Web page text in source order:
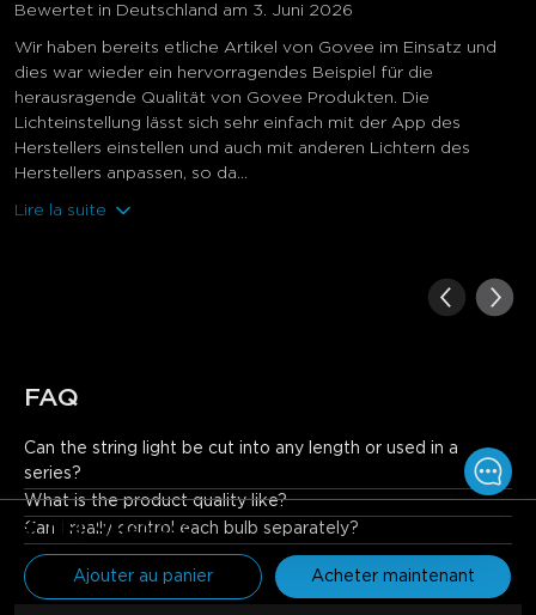
€119.99€149.99
Ajouter au panier Acheter maintenant
Bewertet in Deutschland am 3. Juni 2026
Wir haben bereits etliche Artikel von Govee im Einsatz und
dies war wieder ein hervorragendes Beispiel für die
herausragende Qualität von Govee Produkten. Die
Lichteinstellung lässt sich sehr einfach mit der App des
Herstellers einstellen und auch mit anderen Lichtern des
Herstellers anpassen, so da...
Lire la suite
FAQ
Can the string light be cut into any length or used in a
series?
No. It cannot be cut or used in a series.
What is the product quality like?
Can I really control each bulb separately?